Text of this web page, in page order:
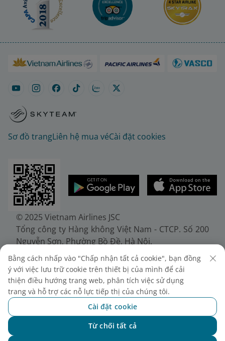
Sơ đồ trangLiên hệ mua véCài đặt cookies
© 2025 Vietnam Airlines JSC
Tổng công ty Hàng không Việt Nam - CTCP. Số 200
Nguyễn Sơn, Phường Bồ Đề, Hà Nội.
Điện thoại: (+84-24) 38272289. Fax: (+84-24)
38722375
Giấy chứng nhận đăng ký doanh nghiệp, mã số
doanh nghiệp 0100107518, đăng ký lần đầu ngày
30/6/2010, đăng ký thay đổi lần thứ 10 ngày
24/7/2025, cấp bởi Sở Tài chính Thành phố Hà Nội.
Bằng cách nhấp vào "Chấp nhận tất cả cookie", bạn đồng
ý với việc lưu trữ cookie trên thiết bị của mình để cải
thiện điều hướng trang web, phân tích việc sử dụng
trang và hỗ trợ các nỗ lực tiếp thị của chúng tôi.
Cài đặt cookie
Từ chối tất cả